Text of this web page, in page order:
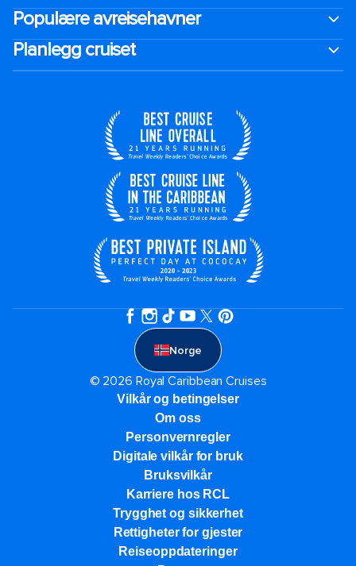
Populære avreisehavner
Planlegg cruiset
Norge
© 2026 Royal Caribbean Cruises
Vilkår og betingelser
Om oss
Personvernregler
Digitale vilkår for bruk
Bruksvilkår
Karriere hos RCL
Trygghet og sikkerhet​
Rettigheter for gjester
Reiseoppdateringer